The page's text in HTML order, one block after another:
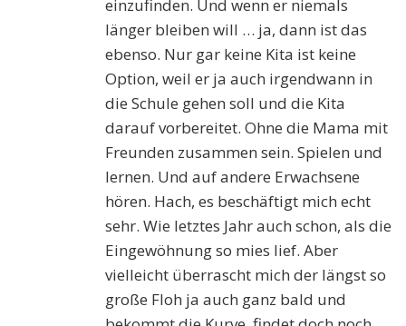
einzufinden. Und wenn er niemals
länger bleiben will … ja, dann ist das
ebenso. Nur gar keine Kita ist keine
Option, weil er ja auch irgendwann in
die Schule gehen soll und die Kita
darauf vorbereitet. Ohne die Mama mit
Freunden zusammen sein. Spielen und
lernen. Und auf andere Erwachsene
hören. Hach, es beschäftigt mich echt
sehr. Wie letztes Jahr auch schon, als die
Eingewöhnung so mies lief. Aber
vielleicht überrascht mich der längst so
große Floh ja auch ganz bald und